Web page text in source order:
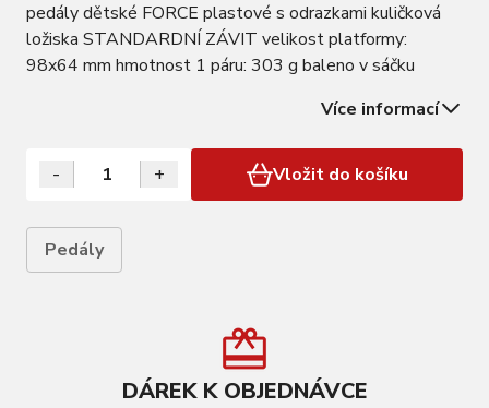
pedály dětské FORCE plastové s odrazkami kuličková
ložiska STANDARDNÍ ZÁVIT velikost platformy:
98x64 mm hmotnost 1 páru: 303 g baleno v sáčku
Více informací
- + Vložit do košíku
Pedály
DÁREK K OBJEDNÁVCE